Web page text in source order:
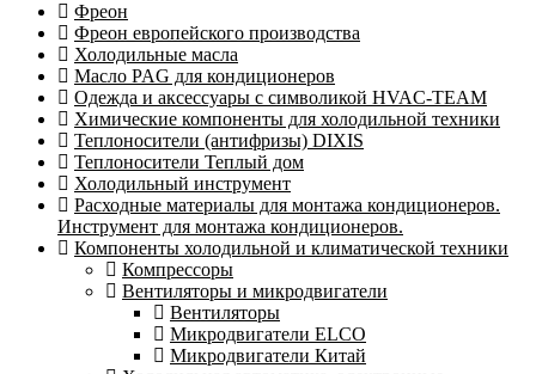
Фреон
Фреон европейского производства
Холодильные масла
Масло PAG для кондиционеров
Одежда и аксессуары с символикой HVAC-TEAM
Химические компоненты для холодильной техники
Теплоносители (антифризы) DIXIS
Теплоносители Теплый дом
Холодильный инструмент
Расходные материалы для монтажа кондиционеров.
Инструмент для монтажа кондиционеров.
Компоненты холодильной и климатической техники
Компрессоры
Вентиляторы и микродвигатели
Вентиляторы
Микродвигатели ELCO
Микродвигатели Китай